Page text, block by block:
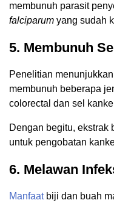
membunuh parasit
falciparum yang sudah
5. Membunuh
Penelitian
membunuh beberapa
colorectal dan sel
Dengan begitu, ekstrak
untuk pengobatan
6. Melawan
Manfaatbiji dan buah